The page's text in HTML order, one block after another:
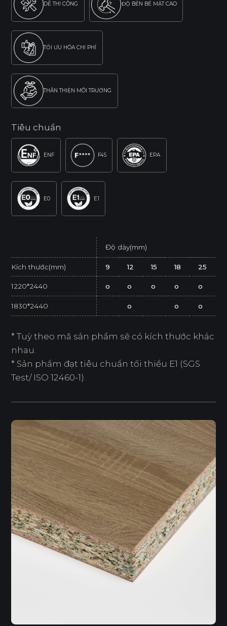
DỄ THI CÔNG ĐỘ BỀN BỀ MẶT CAO
TỐI ƯU HÓA CHI PHÍ
THÂN THIỆN MÔI TRƯỜNG
Tiêu chuẩn
ENF F4S EPA
E0 E1
Độ dày(mm)
Kích thước(mm) 9 12 15 18 25
1220*2440 o o o o o
1830*2440 o o o
* Tuỳ theo mã sản phẩm sẽ có kích thước khác
nhau.
* Sản phẩm đạt tiêu chuẩn tối thiểu E1 (SGS
Test/ ISO 12460-1).